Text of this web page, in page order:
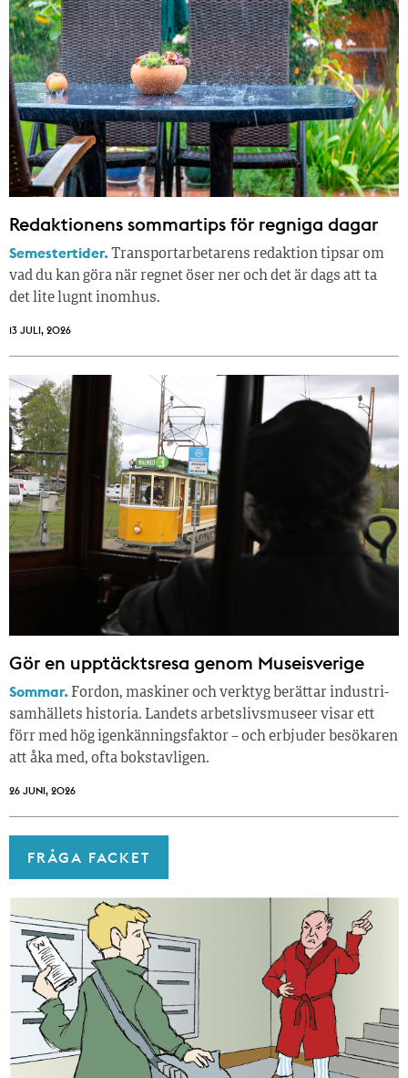
Redaktionens sommar­tips för regniga dagar
Semestertider.Transportarbetarens redaktion tipsar om
vad du kan göra när regnet öser ner och det är dags att ta
det lite lugnt inomhus.
13 JULI, 2026
Gör en upptäcktsresa genom Museisverige
Sommar. Fordon, maskiner och verktyg berättar industri­
samhällets historia. Landets arbetslivsmuseer visar ett
förr med hög igenkänningsfaktor – och erbjuder besökaren
att åka med, ofta bokstavligen.
26 JUNI, 2026
FRÅGA FACKET